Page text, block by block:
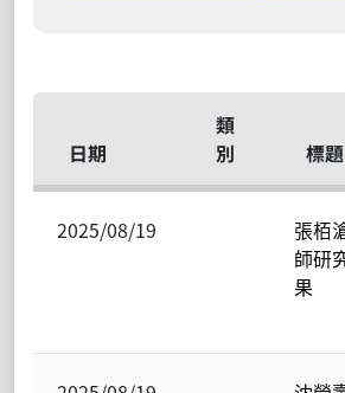
日期
類
別
標題
2025/08/19
張栢
師研
果